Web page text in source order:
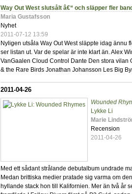
Way Out West slutsålt â€“ och släpper fler band
Maria Gustafsson
Nyhet
2011-07-12 13:59
Nyligen utsåla Way Out West släppte idag ännu
ser listan ut. Var de spelar är inte klart än. Alex
VanGaalen Cloud Control Dante Den stora
& the Rare Birds Jonathan Johansson Les Big
2011-04-26
Wounded
Lykke Li
Marie
Recension
2011-04-26
Med ett sådant strålande debutalbum undrade
Medan brittiska medier pratade sig varma om
hyllande stack hon till Kalifornien. Mer än två år